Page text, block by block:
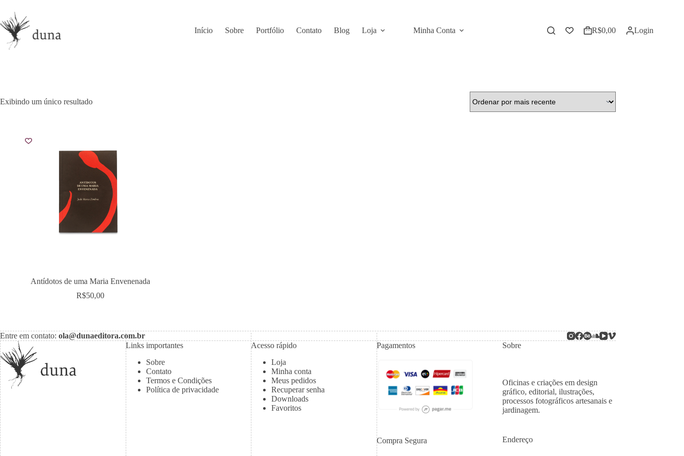
o
conteúdo
Início Sobre Portfólio Contato Blog Loja Minha Conta Carrinho
R$0,00 Login
Exibindo um único resultado
Antídotos de uma Maria Envenenada
R$50,00
Entre em contato: ola@dunaeditora.com.br
Links importantes
Sobre
Contato
Termos e Condições
Política de privacidade
Acesso rápido
Loja
Minha conta
Meus pedidos
Recuperar senha
Downloads
Favoritos
Pagamentos
Compra Segura
Sobre
Oficinas e criações em design
gráfico, editorial, ilustrações,
processos fotográficos artesanais e
jardinagem.
Endereço